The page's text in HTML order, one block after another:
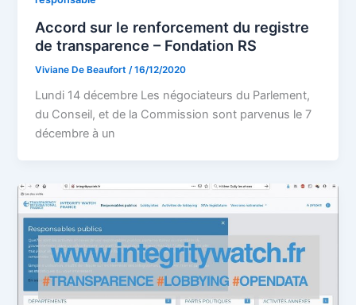
Accord sur le renforcement du registre
de transparence – Fondation RS
Viviane De Beaufort /16/12/2020
Lundi 14 décembre Les négociateurs du Parlement,
du Conseil, et de la Commission sont parvenus le 7
décembre à un